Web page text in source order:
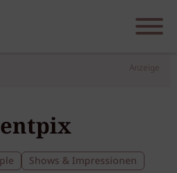
Anzeige
Shows & Impressionen